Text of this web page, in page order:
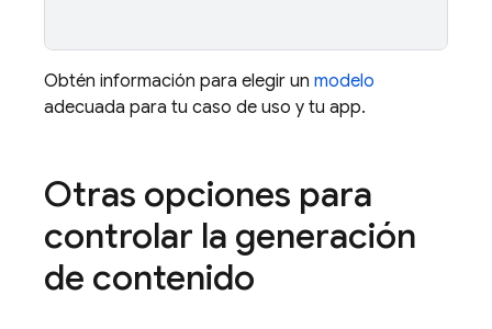
Obtén información para elegir un modelo
adecuada para tu caso de uso y tu app.
Otras opciones para
controlar la generación
de contenido